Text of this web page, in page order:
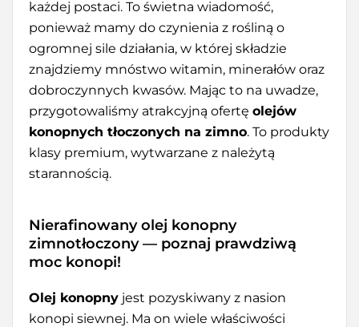
każdej postaci. To świetna wiadomość,
ponieważ mamy do czynienia z rośliną o
ogromnej sile działania, w której składzie
znajdziemy mnóstwo witamin, minerałów oraz
dobroczynnych kwasów. Mając to na uwadze,
przygotowaliśmy atrakcyjną ofertę olejów
konopnych tłoczonych na zimno. To produkty
klasy premium, wytwarzane z należytą
starannością.
Nierafinowany olej konopny
zimnotłoczony — poznaj prawdziwą
moc konopi!
Olej konopny jest pozyskiwany z nasion
konopi siewnej. Ma on wiele właściwości